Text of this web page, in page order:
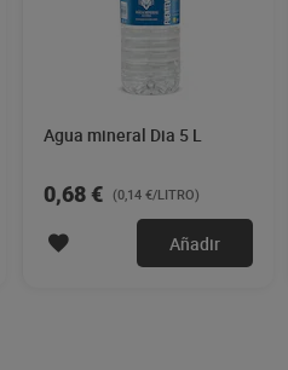
Agua mineral Dia 5 L
0,68 € (0,14 €/LITRO)
Añadir